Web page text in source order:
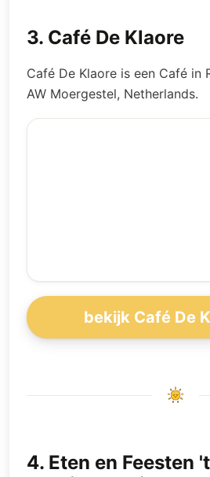
3. Café De Klaore
Café De Klaore is een Café in
AW Moergestel, Netherlands.
bekijk Café De
4. Eten en Feesten 't